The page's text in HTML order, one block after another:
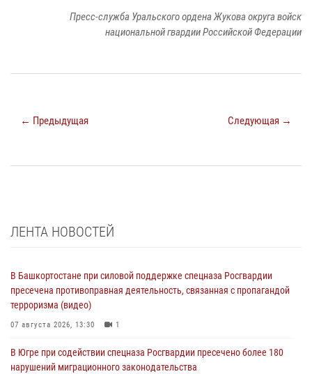
Пресс-служба Уральского ордена Жукова округа войск
национальной гвардии Российской Федерации
← Предыдущая Следующая →
ЛЕНТА НОВОСТЕЙ
В Башкортостане при силовой поддержке спецназа Росгвардии
пресечена противоправная деятельность, связанная с пропагандой
терроризма (видео)
07 августа 2026, 13:30 1
В Югре при содействии спецназа Росгвардии пресечено более 180
нарушений миграционного законодательства